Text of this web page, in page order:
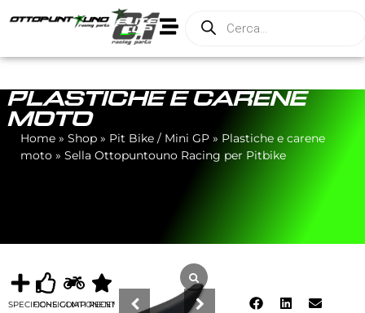
PLASTICHE E CARENE
MOTO
Home » Shop » Pit Bike / Mini GP » Plastiche e carene
moto » Sella Ottopuntouno Racing per Pitbike
SPECIFICHECONSIGLIATICOMPONENTIRECENSIONI